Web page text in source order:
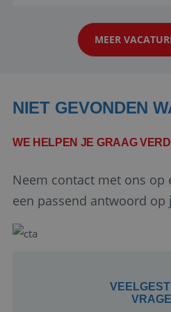
werken: of het nu gaat om
MEER
NIET GEVONDEN
WE HELPEN JE GRAAG
Neem contact met ons op
een passend antwoord op
Google